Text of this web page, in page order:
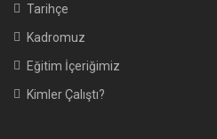
Tarihçe
Kadromuz
Eğitim İçeriğimiz
Kimler Çalıştı?